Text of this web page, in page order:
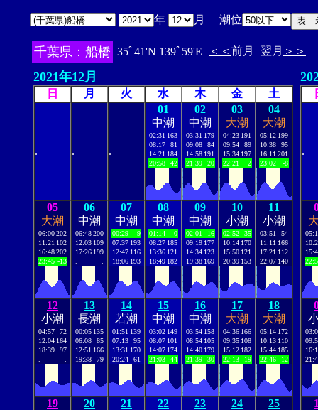
年 月 潮位
千葉県：船橋 35ﾟ41'N 139ﾟ59'E ＜＜ 前月 翌月 ＞＞
2021年12月
日 月 火 水 木 金 土
. . .
01
中潮
02:31 163
08:17
81
14:21 184
20:58
42
02
中潮
03:31 179
09:08
84
14:58 191
21:39
20
03
大潮
04:23 191
09:54
89
15:34 197
22:21
2
04
大潮
05:12 199
10:38
95
16:11 201
23:02
-8
05
大潮
06:00202
11:21 102
16:48202
23:45 -13
06
中潮
06:48200
12:03 109
17:26 199
07
中潮
00:29
-9
07:37 193
12:47 116
18:06 193
08
中潮
01:14
0
08:27 185
13:36 121
18:49 182
09
中潮
02:01
16
09:19 177
14:34 123
19:38 169
10
小潮
02:52
35
10:14 170
15:50 121
20:39 153
11
小潮
03:51
54
11:11 166
17:21 112
22:07 140
12
小潮
04:57
72
12:04 164
18:39
97
13
長潮
00:05 135
06:08
85
12:51 166
19:38
79
14
若潮
01:51 139
07:13
95
13:31 170
20:24
61
15
中潮
03:02 149
08:07 101
14:07 174
21:03
44
16
中潮
03:54 158
08:54 105
14:40 179
21:39
30
17
大潮
04:36 166
09:35 108
15:12 182
22:13
19
18
大潮
05:14 172
10:13 110
15:44 185
22:46
12
19
20
21
22
23
24
25
.